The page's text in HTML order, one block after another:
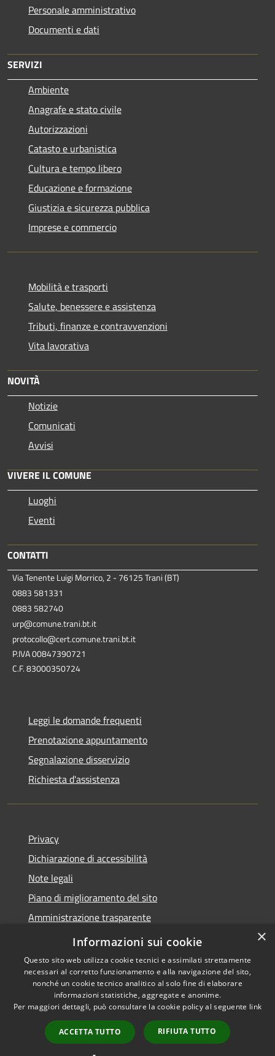
Personale amministrativo
Documenti e dati
SERVIZI
Ambiente
Anagrafe e stato civile
Autorizzazioni
Catasto e urbanistica
Cultura e tempo libero
Educazione e formazione
Giustizia e sicurezza pubblica
Imprese e commercio
Mobilità e trasporti
Salute, benessere e assistenza
Tributi, finanze e contravvenzioni
Vita lavorativa
NOVITÀ
Notizie
Comunicati
Avvisi
VIVERE IL COMUNE
Luoghi
Eventi
CONTATTI
Via Tenente Luigi Morrico, 2 - 76125 Trani (BT)
0883 581331
0883 582740
urp@comune.trani.bt.it
protocollo@cert.comune.trani.bt.it
P.IVA 00847390721
C.F. 83000350724
Leggi le domande frequenti
Prenotazione appuntamento
Segnalazione disservizio
Richiesta d'assistenza
Privacy
Dichiarazione di accessibilità
Note legali
Piano di miglioramento del sito
Amministrazione trasparente
Albo Pretorio
Accessibilità
Copyright © 2026 • Comune di
Trani • Powered by
Municipium•
Accesso
redazione
×
Informazioni sui cookie
Questo sito web utilizza cookie tecnici e assimilati strettamente
necessari al corretto funzionamento e alla navigazione del sito,
nonché un cookie tecnico analitico al solo fine di elaborare
informazioni statistiche, aggregate e anonime.
Per maggiori dettagli, può consultare la cookie policy al seguente link
ACCETTA TUTTO RIFIUTA TUTTO